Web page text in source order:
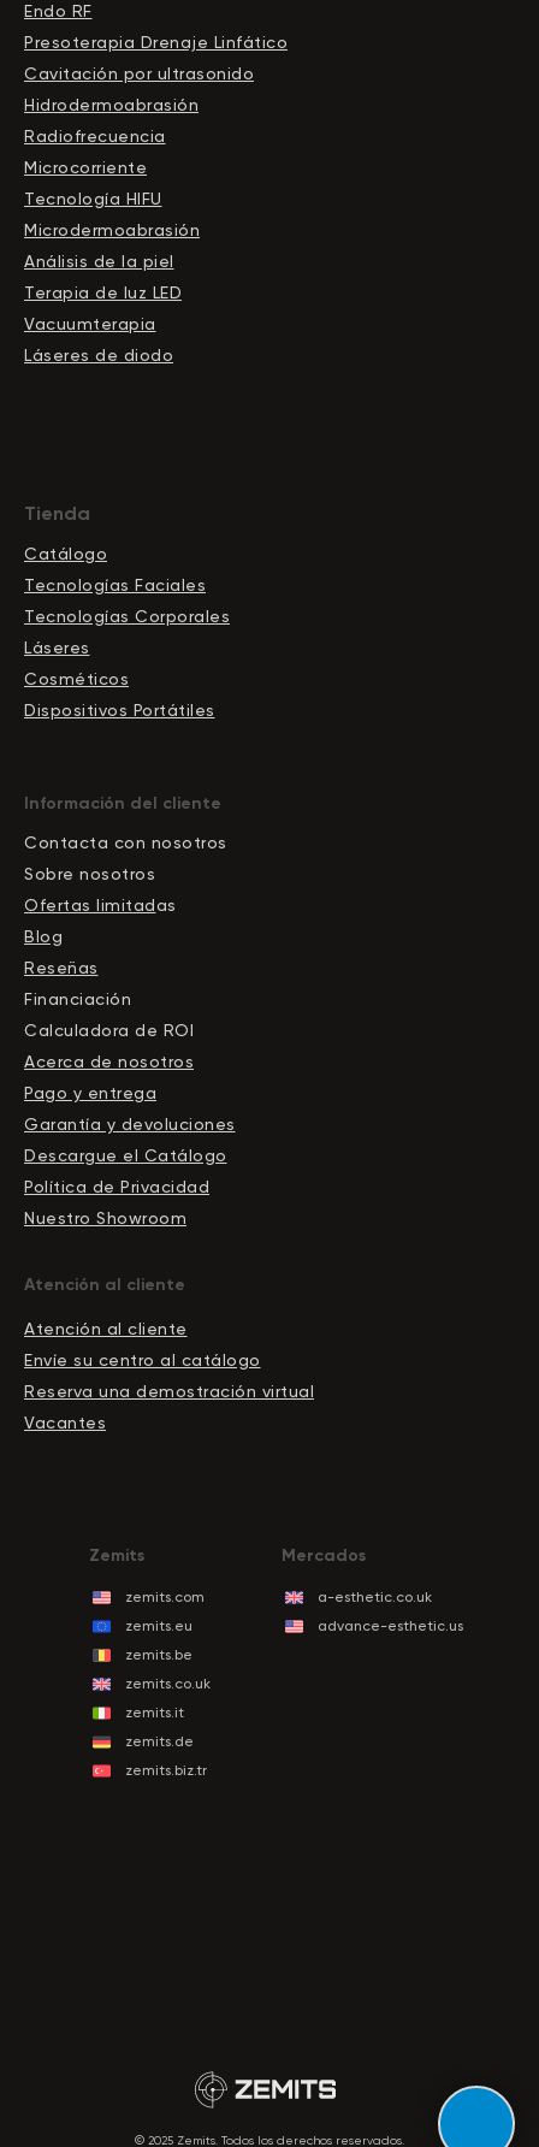
Endo RF
Presoterapia Drenaje Linfático
Cavitación por ultrasonido
Hidrodermoabrasión
Radiofrecuencia
Microcorriente
Tecnología HIFU
Microdermoabrasión
Análisis de la piel
Terapia de luz LED
Vacuumterapia
Láseres de diodo
Tienda
Catálogo
Tecnologías Faciales
Tecnologías Corporales
Láseres
Cosméticos
Dispositivos Portátiles
Información del cliente
Contacta con nosotros
Sobre nosotros
Ofertas limitadas
Blog
Reseñas
Financiación
Calculadora de ROI
Acerca de nosotros
Pago y entrega
Garantía y devoluciones
Descargue el Сatálogo
Política de Privacidad
Nuestro Showroom
Atención al cliente
Atención al cliente
Envíe su centro al catálogo
Reserva una demostración virtual
Vacantes
zemits.com
zemits.eu
zemits.be
zemits.co.uk
zemits.it
zemits.de
zemits.biz.tr
Zemits
a-esthetic.co.uk
advance-esthetic.us
Mercados
© 2025 Zemits. Todos los derechos reservados.